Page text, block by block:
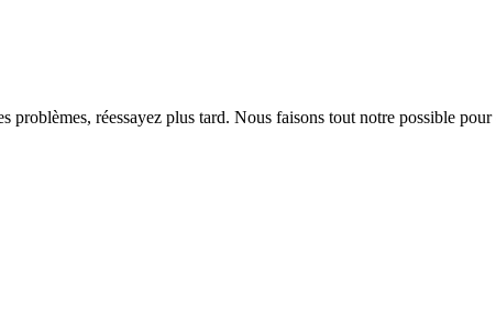
réessayez plus tard. Nous faisons tout notre possible